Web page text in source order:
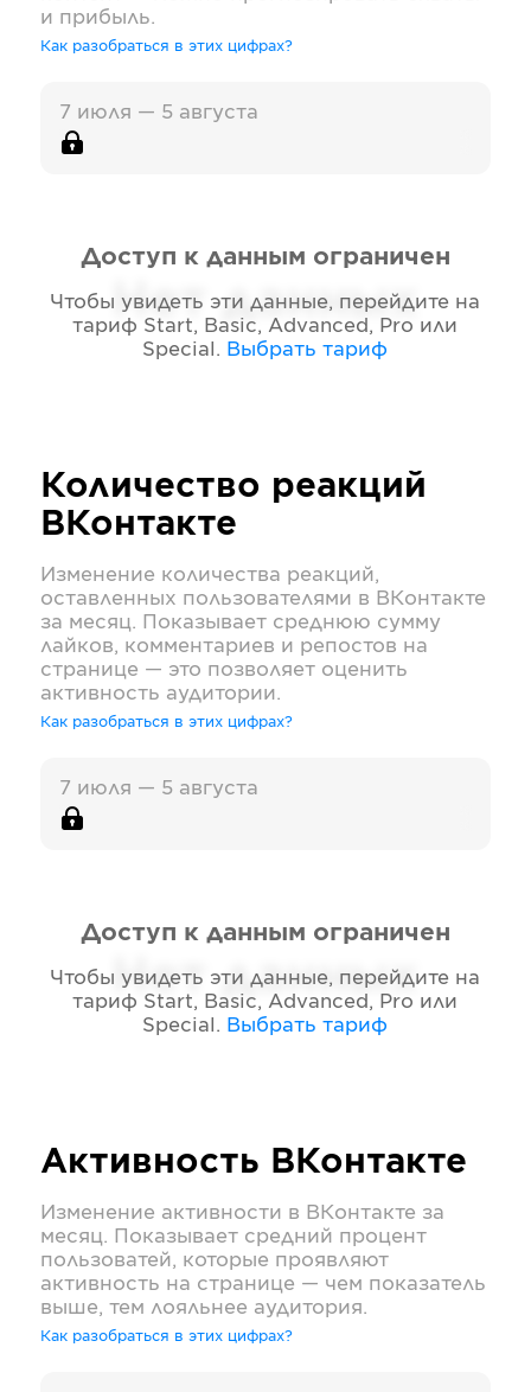
и прибыль.
Как разобраться в этих цифрах?
7 июля — 5 августа
Нет данных
Доступ к данным ограничен
Чтобы увидеть эти данные, перейдите на
тариф Start, Basic, Advanced, Pro или
Special . Выбрать тариф
Количество реакций
ВКонтакте
Изменение количества реакций,
оставленных пользователями в ВКонтакте
за месяц. Показывает среднюю сумму
лайков, комментариев и репостов на
странице — это позволяет оценить
активность аудитории.
Как разобраться в этих цифрах?
7 июля — 5 августа
Нет данных
Доступ к данным ограничен
Чтобы увидеть эти данные, перейдите на
тариф Start, Basic, Advanced, Pro или
Special . Выбрать тариф
Активность ВКонтакте
Изменение активности в ВКонтакте за
месяц. Показывает средний процент
пользоватей, которые проявляют
активность на странице — чем показатель
выше, тем лояльнее аудитория.
Как разобраться в этих цифрах?